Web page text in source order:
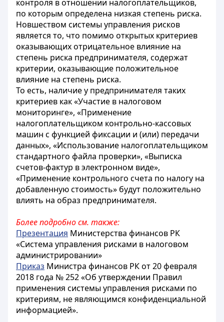
контроля в отношении налогоплательщиков,
по которым определена низкая степень риска.
Новшеством системы управления рисков
является то, что помимо открытых критериев
оказывающих отрицательное влияние на
степень риска предпринимателя, содержат
критерии, оказывающие положительное
влияние на степень риска.
То есть, наличие у предпринимателя таких
критериев как «Участие в налоговом
мониторинге», «Применение
налогоплательщиком контрольно-кассовых
машин с функцией фиксации и (или) передачи
данных», «Использование налогоплательщиком
стандартного файла проверки», «Выписка
счетов-фактур в электронном виде»,
«Применение контрольного счета по налогу на
добавленную стоимость» будут положительно
влиять на образ предпринимателя.
Более подробно см. также:
Презентация Министерства финансов РК
«Система управления рисками в налоговом
администрировании»
Приказ Министра финансов РК от 20 февраля
2018 года № 252 «Об утверждении Правил
применения системы управления рисками по
критериям, не являющимся конфиденциальной
информацией».